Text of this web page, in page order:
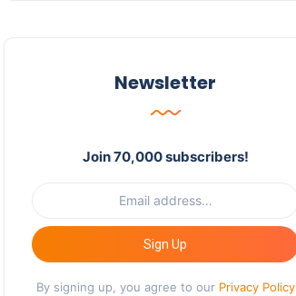
Newsletter
Join 70,000 subscribers!
Sign Up
By signing up, you agree to our Privacy Policy